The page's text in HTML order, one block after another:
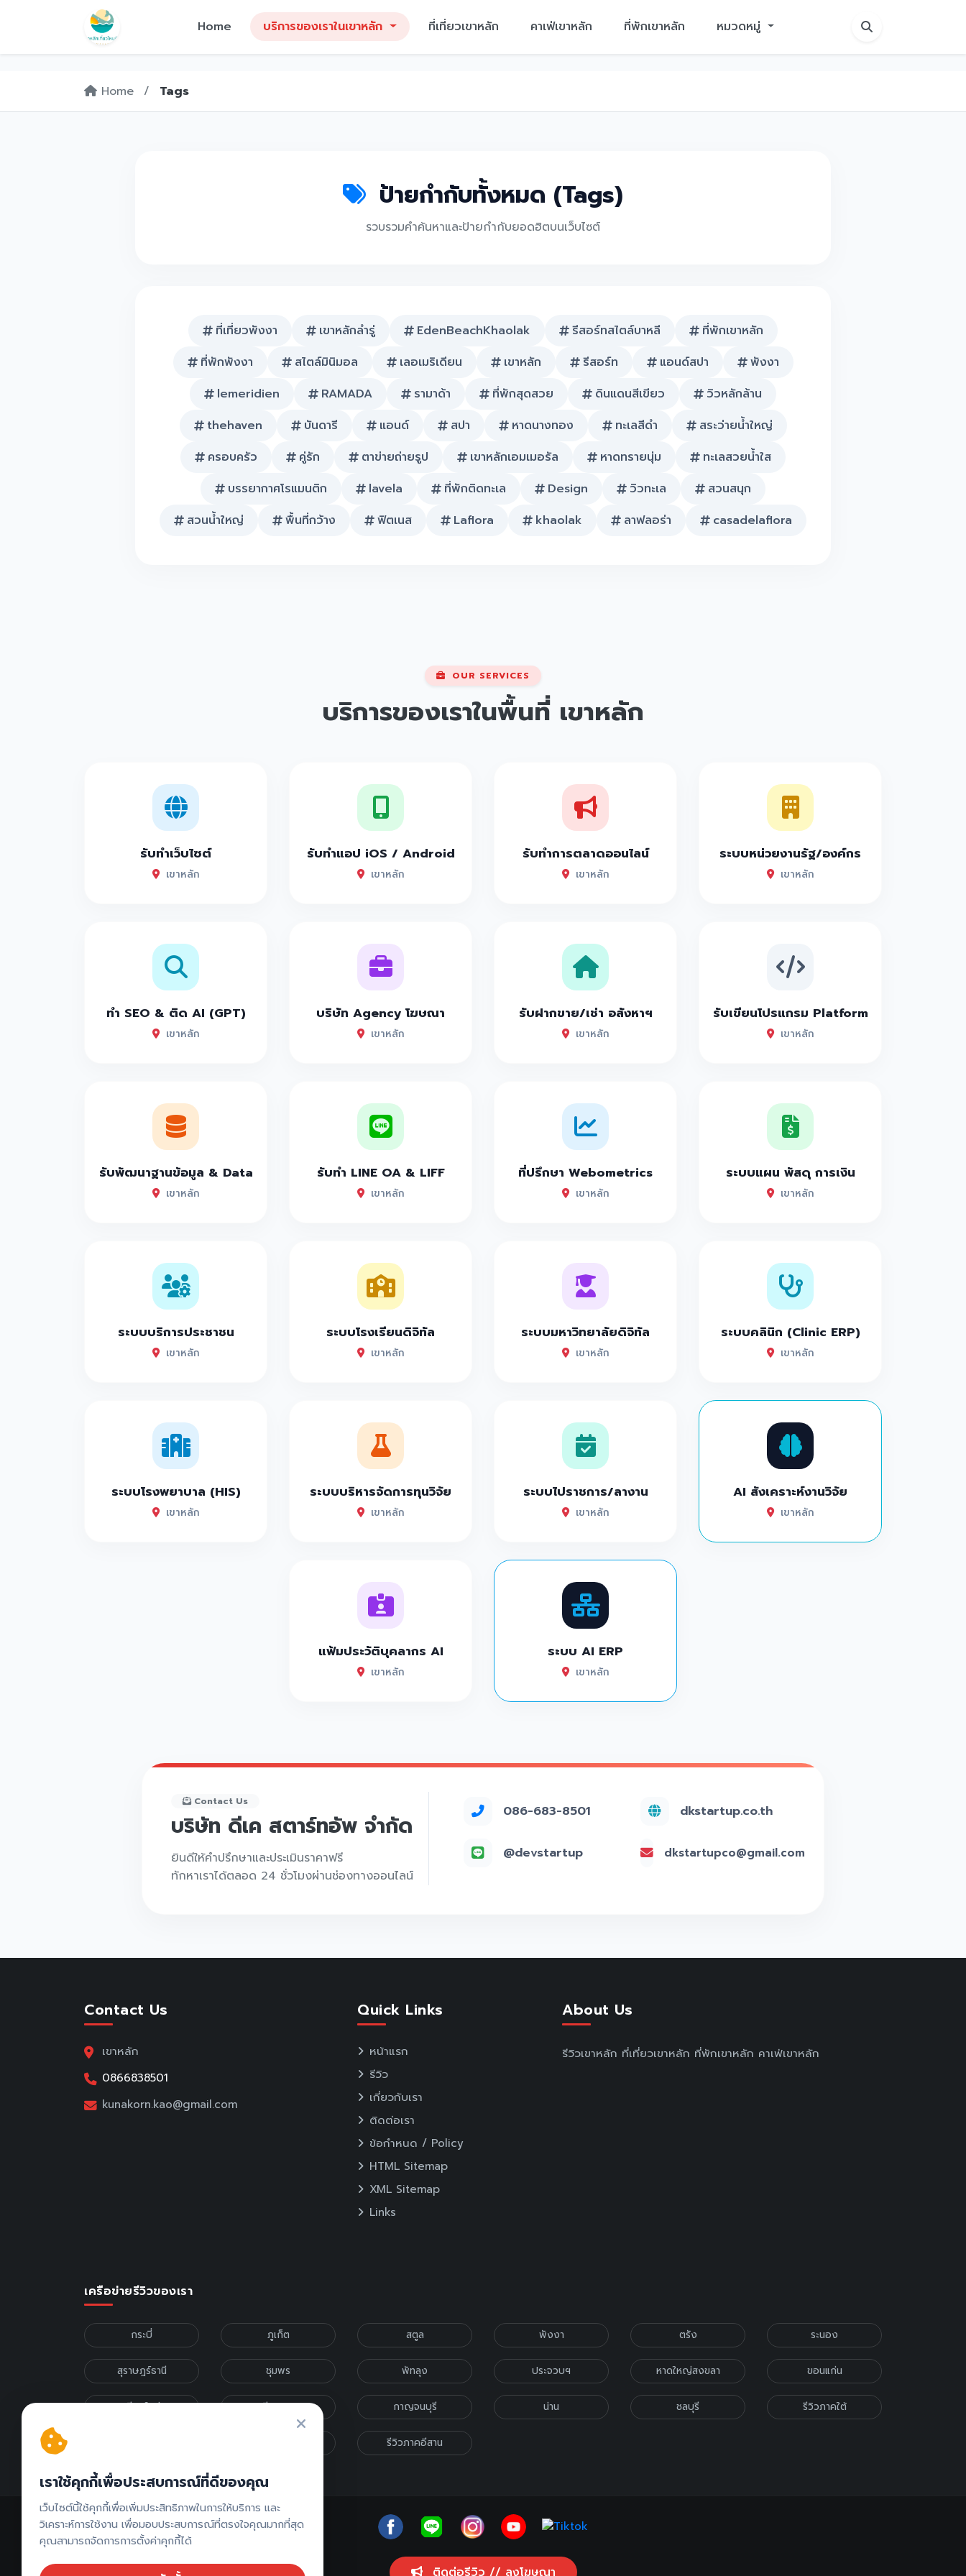
Home บริการของเราในเขาหลัก ที่เที่ยวเขาหลัก คาเฟ่เขาหลัก ที่พักเขาหลัก หมวดหมู่
Home / Tags
ป้ายกำกับทั้งหมด (Tags)
รวบรวมคำค้นหาและป้ายกำกับยอดฮิตบนเว็บไซต์
ที่เที่ยวพังงา เขาหลักลำรู่ EdenBeachKhaolak รีสอร์ทสไตล์บาหลี
ที่พักเขาหลัก
ที่พักพังงา
สไตล์มินิมอล เลอเมริเดียน เขาหลัก รีสอร์ท แอนด์สปา
พังงา
lemeridien
RAMADA รามาด้า ที่พักสุดสวย ดินแดนสีเขียว
วิวหลักล้าน
thehaven
บันดารี แอนด์ สปา หาดนางทอง ทะเลสีดำ
สระว่ายน้ำใหญ่
ครอบครัว
คู่รัก ตาข่ายถ่ายรูป เขาหลักเอมเมอรัล หาดทรายนุ่ม
ทะเลสวยน้ำใส
บรรยากาศโรแมนติก
lavela ที่พักติดทะเล Design วิวทะเล
สวนสนุก
สวนน้ำใหญ่
พื้นที่กว้าง ฟิตเนส Laflora khaolak ลาฟลอร่า casadelaflora
OUR SERVICES
บริการของเราในพื้นที่ เขาหลัก
รับทำเว็บไซต์
เขาหลัก
รับทำแอป iOS / Android
เขาหลัก
รับทำการตลาดออนไลน์
เขาหลัก
ระบบหน่วยงานรัฐ/องค์กร
เขาหลัก
ทำ SEO & ติด AI (GPT)
เขาหลัก
บริษัท Agency โฆษณา
เขาหลัก
รับฝากขาย/เช่า อสังหาฯ
เขาหลัก
รับเขียนโปรแกรม Platform
เขาหลัก
รับพัฒนาฐานข้อมูล & Data
เขาหลัก
รับทำ LINE OA & LIFF
เขาหลัก
ที่ปรึกษา Webometrics
เขาหลัก
ระบบแผน พัสดุ การเงิน
เขาหลัก
ระบบบริการประชาชน
เขาหลัก
ระบบโรงเรียนดิจิทัล
เขาหลัก
ระบบมหาวิทยาลัยดิจิทัล
เขาหลัก
ระบบคลินิก (Clinic ERP)
เขาหลัก
ระบบโรงพยาบาล (HIS)
เขาหลัก
ระบบบริหารจัดการทุนวิจัย
เขาหลัก
ระบบไปราชการ/ลางาน
เขาหลัก
AI สังเคราะห์งานวิจัย
เขาหลัก
แฟ้มประวัติบุคลากร AI
เขาหลัก
ระบบ AI ERP
เขาหลัก
Contact Us
บริษัท ดีเค สตาร์ทอัพ จำกัด
ยินดีให้คำปรึกษาและประเมินราคาฟรี
ทักหาเราได้ตลอด 24 ชั่วโมงผ่านช่องทางออนไลน์
086-683-8501
@devstartup
dkstartup.co.th
dkstartupco@gmail.com
Contact Us
เขาหลัก
0866838501
kunakorn.kao@gmail.com
Quick Links
หน้าแรก
รีวิว
เกี่ยวกับเรา
ติดต่อเรา
ข้อกำหนด / Policy
HTML Sitemap
XML Sitemap
Links
About Us
รีวิวเขาหลัก ที่เที่ยวเขาหลัก ที่พักเขาหลัก คาเฟ่เขาหลัก
เครือข่ายรีวิวของเรา
กระบี่ ภูเก็ต สตูล พังงา ตรัง ระนอง
สุราษฎร์ธานี ชุมพร พัทลุง ประจวบฯ หาดใหญ่สงขลา ขอนแก่น
เชียงใหม่ เชียงราย กาญจนบุรี น่าน ชลบุรี รีวิวภาคใต้
รีวิวภาคอีสาน
ติดต่อรีวิว // ลงโฆษณา
เราใช้คุกกี้เพื่อประสบการณ์ที่ดีของคุณ
เว็บไซต์นี้ใช้คุกกี้เพื่อเพิ่มประสิทธิภาพในการให้บริการ และ
วิเคราะห์การใช้งาน เพื่อมอบประสบการณ์ที่ตรงใจคุณมากที่สุด
คุณสามารถจัดการการตั้งค่าคุกกี้ได้